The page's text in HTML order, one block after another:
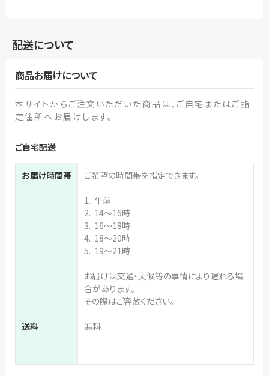
配送について
商品お届けについて
本サイトからご注文いただいた商品は、ご自宅またはご指
定住所へお届けします。
ご自宅配送
お届け時間帯 ご希望の時間帯を指定できます。
1. 午前
2. 14～16時
3. 16～18時
4. 18～20時
5. 19～21時
お届けは交通・天候等の事情により遅れる場
合があります。
その際はご容赦ください。
送料 無料